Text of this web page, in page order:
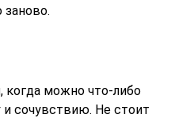
заново.
когда можно что-либо
и сочувствию. Не стоит